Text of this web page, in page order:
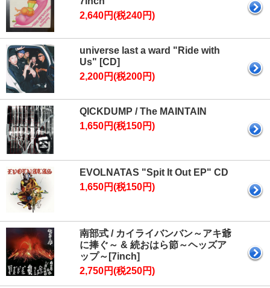
2,640円(税240円)
universe last a ward "Ride with
Us" [CD]
2,200円(税200円)
QICKDUMP / The MAINTAIN
1,650円(税150円)
EVOLNATAS "Spit It Out EP" CD
1,650円(税150円)
南部式 / カイライバンバン～アキ爺
に捧ぐ～ & 続おはら節～ヘッズア
ップ～[7inch]
2,750円(税250円)